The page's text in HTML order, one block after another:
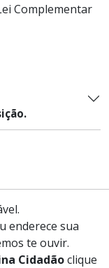
Complementar
enderece sua
te ouvir.
Cidadãoclique